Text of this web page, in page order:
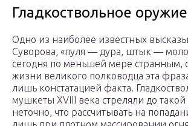
Гладкоствольное оружие
Одно из наиболее известных
Суворова, «пуля — дура, штык —
сегодня по меньшей мере странным,
жизни великого полководца эта
лишь констатацией факта.
мушкеты XVIII века стреляли до такой
неточно, что рассчитывать на